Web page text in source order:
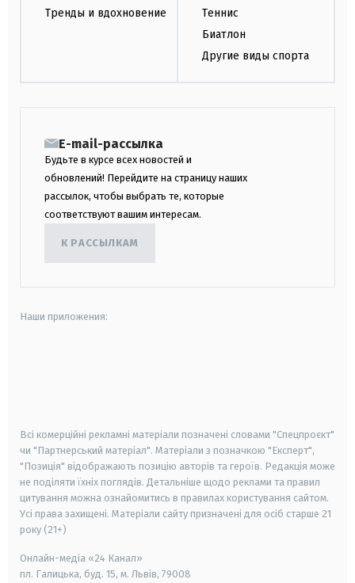
Тренды и вдохновение
Теннис
Биатлон
Другие виды спорта
E-mail-рассылка
Будьте в курсе всех новостей и
обновлений! Перейдите на страницу наших
рассылок, чтобы выбрать те, которые
соответствуют вашим интересам.
К РАССЫЛКАМ
Наши приложения:
Всі комерційні рекламні матеріали позначені словами "Спецпроєкт"
чи "Партнерський матеріал". Матеріали з позначкою "Експерт",
"Позиція" відображають позицію авторів та героїв. Редакція може
не поділяти їхніх поглядів. Детальніше щодо реклами та правил
цитування можна ознайомитись в правилах користування сайтом.
Усі права захищені. Матеріали сайту призначені для осіб старше 21
року (21+)
Онлайн-медіа «24 Канал»
пл. Галицька, буд. 15, м. Львів, 79008